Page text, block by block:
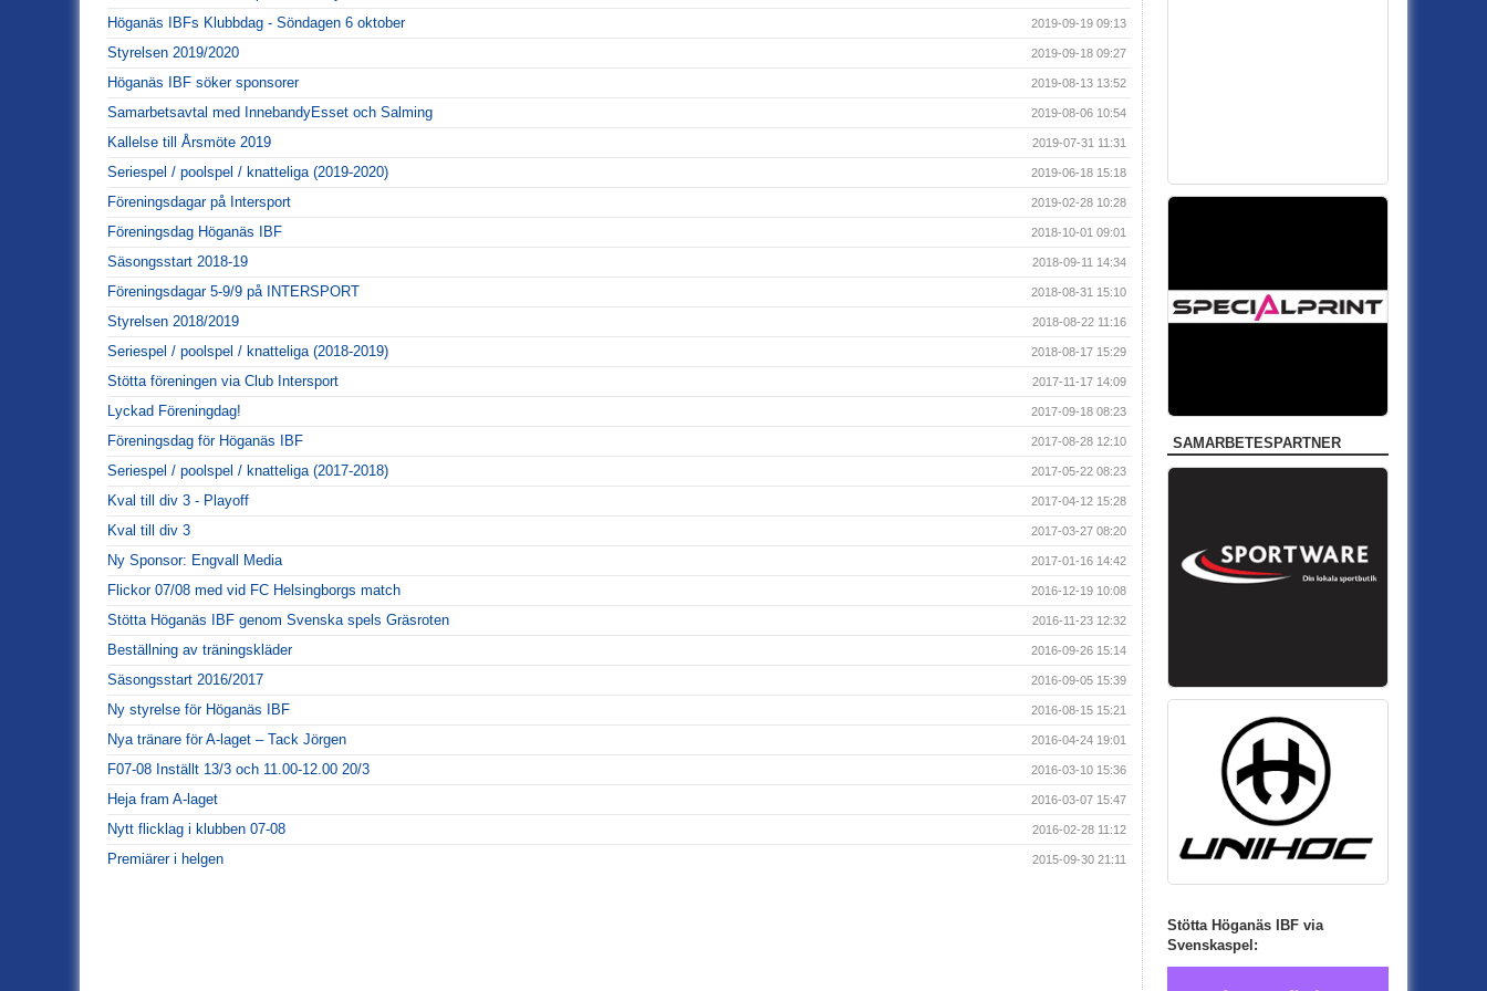
Höganäs IBFs Klubbdag - Söndagen 6 oktober 2019-09-19 09:13
Styrelsen 2019/2020 2019-09-18 09:27
Höganäs IBF söker sponsorer 2019-08-13 13:52
Samarbetsavtal med InnebandyEsset och Salming 2019-08-06 10:54
Kallelse till Årsmöte 2019 2019-07-31 11:31
Seriespel / poolspel / knatteliga (2019-2020) 2019-06-18 15:18
Föreningsdagar på Intersport 2019-02-28 10:28
Föreningsdag Höganäs IBF 2018-10-01 09:01
Säsongsstart 2018-19 2018-09-11 14:34
Föreningsdagar 5-9/9 på INTERSPORT 2018-08-31 15:10
Styrelsen 2018/2019 2018-08-22 11:16
Seriespel / poolspel / knatteliga (2018-2019) 2018-08-17 15:29
Stötta föreningen via Club Intersport 2017-11-17 14:09
Lyckad Föreningdag! 2017-09-18 08:23
Föreningsdag för Höganäs IBF 2017-08-28 12:10
Seriespel / poolspel / knatteliga (2017-2018) 2017-05-22 08:23
Kval till div 3 - Playoff 2017-04-12 15:28
Kval till div 3 2017-03-27 08:20
Ny Sponsor: Engvall Media 2017-01-16 14:42
Flickor 07/08 med vid FC Helsingborgs match 2016-12-19 10:08
Stötta Höganäs IBF genom Svenska spels Gräsroten 2016-11-23 12:32
Beställning av träningskläder 2016-09-26 15:14
Säsongsstart 2016/2017 2016-09-05 15:39
Ny styrelse för Höganäs IBF 2016-08-15 15:21
Nya tränare för A-laget – Tack Jörgen 2016-04-24 19:01
F07-08 Inställt 13/3 och 11.00-12.00 20/3 2016-03-10 15:36
Heja fram A-laget 2016-03-07 15:47
Nytt flicklag i klubben 07-08 2016-02-28 11:12
Premiärer i helgen 2015-09-30 21:11
SAMARBETESPARTNER
Stötta Höganäs IBF via
Svenskaspel: